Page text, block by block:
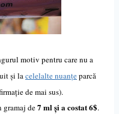
motiv pentru care nu a
și lacelelalte nuanțeparcă
de mai sus).
gramaj de7 ml și a costat 6$.